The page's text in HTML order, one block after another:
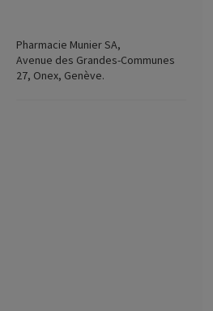
Pharmacie Munier SA,
Avenue des Grandes-Communes
27, Onex, Genève.